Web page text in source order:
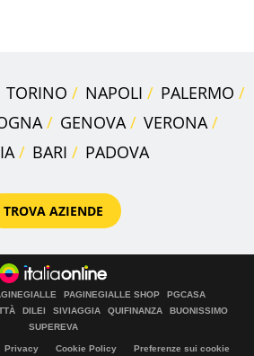
TORINO NAPOLI
PALERMO
GENOVA
VERONA
BARI PADOVA
TROVA AZIENDE
PAGINEGIALLE SHOP
PGCASA
DILEI SIVIAGGIA QUIFINANZA
BUONISSIMO
SUPEREVA
Privacy Cookie Policy
Preferenze sui cookie